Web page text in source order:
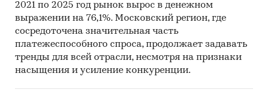
2021 по 2025 год рынок вырос в денежном
выражении на 76,1%. Московский регион, где
сосредоточена значительная часть
платежеспособного спроса, продолжает задавать
тренды для всей отрасли, несмотря на признаки
насыщения и усиление конкуренции.